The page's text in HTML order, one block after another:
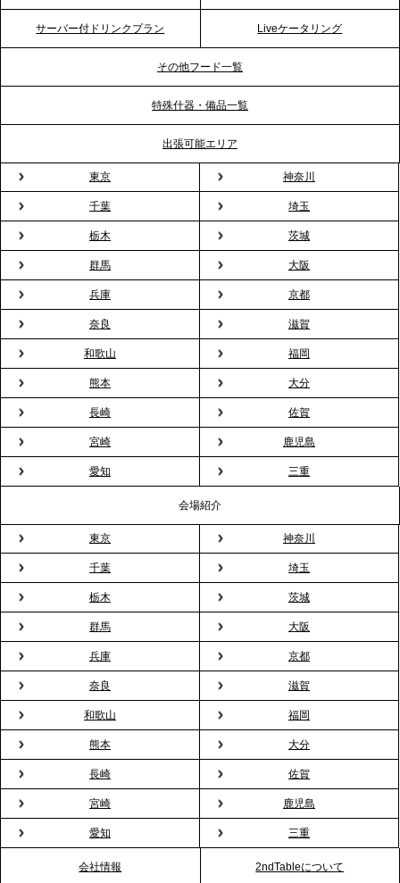
テーブル、横浜事務所を新設。神奈川エリアのサー
ビス提供体制を強化し、質の高い「場づくり」をサ
TBS「Nスタ」で、2ndTable「1DISH」の花見オー
ドブルが紹介されました
2026.3.23
プレスリリースのご案内｜入社式の“そのまま懇親
会”が企業で広がる。 新入社員の交流を支える『オフ
ィスケータリング』という新しい活用法
2026.3.20
NHK「ニュースウオッチ9」で、2ndTable「室内花
見」が紹介されました
2026.3.16
プレスリリースのご案内｜2026年、春の親睦は「花
粉レス」な室内花見。福利厚生としても注目され
る、快適で新しいお花見体験
2026.3.5
プレスリリースのご案内｜「室内お花見」の法人利
用が前年比4倍に急増。オフィスに桜が届く福利厚生
の新定番
2026.2.13
プレスリリースのご案内｜オフィスが「１日限定の
バー」に！福利厚生・社内交流を格上げする《出張
バーテンダー》サービスを開始
2026.1.26
プレスリリースのご案内｜もう「義理チョコ」で悩
まない。職場のバレンタインをケータリングで“福利
厚生”化。採用にも効く新スタイルを提案
サーバー付ドリンクプラン Liveケータリング
その他フード一覧
特殊什器・備品一覧
出張可能エリア
東京 神奈川
千葉 埼玉
栃木 茨城
群馬 大阪
兵庫 京都
奈良 滋賀
和歌山 福岡
熊本 大分
長崎 佐賀
宮崎 鹿児島
愛知 三重
会場紹介
東京 神奈川
千葉 埼玉
栃木 茨城
群馬 大阪
兵庫 京都
奈良 滋賀
和歌山 福岡
熊本 大分
長崎 佐賀
宮崎 鹿児島
愛知 三重
会社情報 2ndTableについて